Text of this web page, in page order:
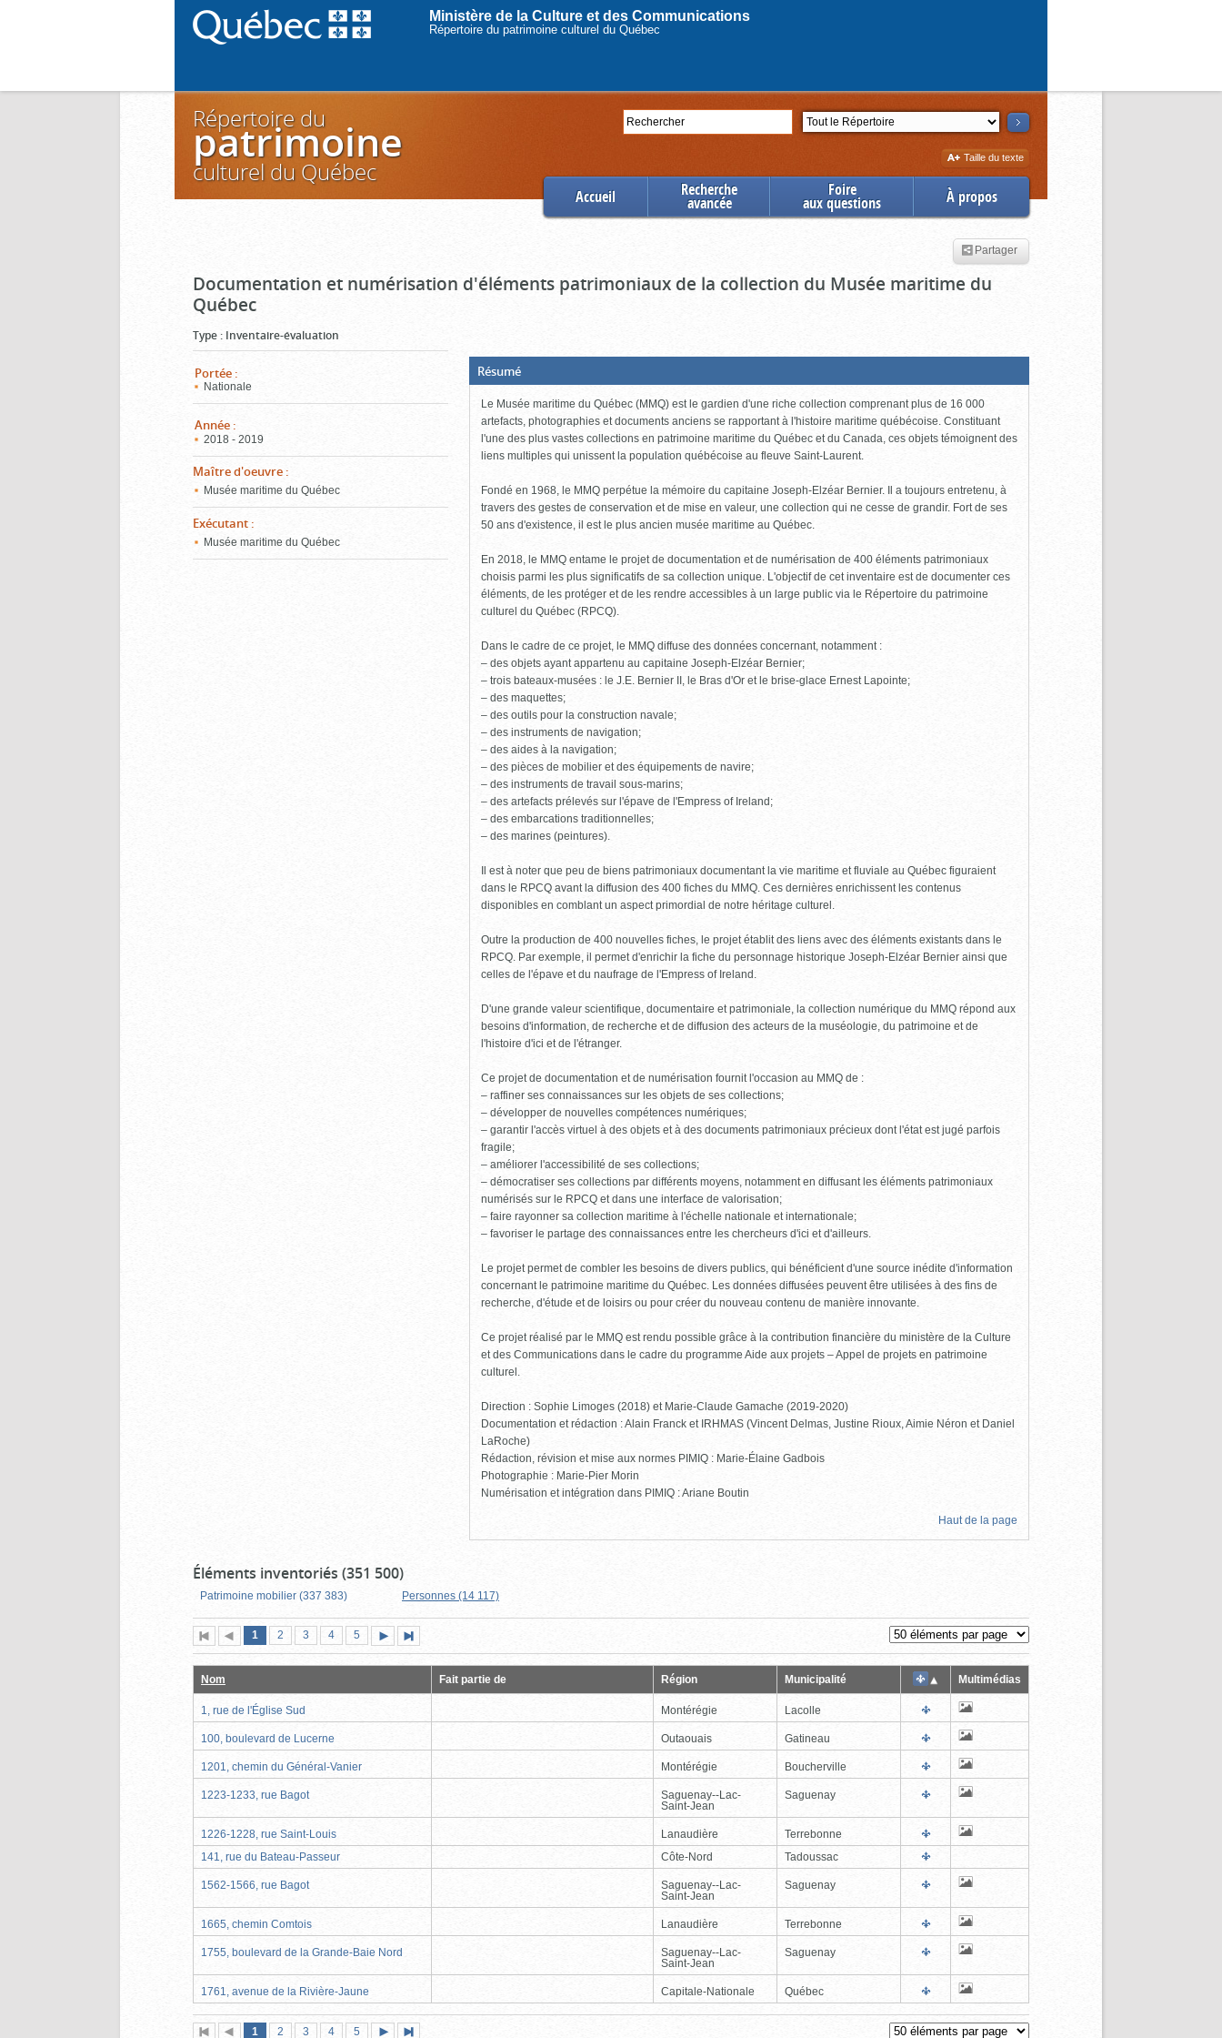
Ministère de la Culture et des Communications
Répertoire du patrimoine culturel du Québec
Rechercher Section
Augmenter
la
Taille du texte
Répertoire du
patrimoine
culturel du Québec
Accueil Recherche
avancée
Foire
aux questions À propos
Partager
Documentation et numérisation d'éléments patrimoniaux de la collection du Musée maritime du
Québec
Type : Inventaire-évaluation
Portée :
Nationale
Année :
2018 - 2019
Maître d'oeuvre :
Musée maritime du Québec
Exécutant :
Musée maritime du Québec
Résumé(Boite
ouverte,
cliquer
pour
fermer)
Le Musée maritime du Québec (MMQ) est le gardien d'une riche collection comprenant plus de 16 000
artefacts, photographies et documents anciens se rapportant à l'histoire maritime québécoise. Constituant
l'une des plus vastes collections en patrimoine maritime du Québec et du Canada, ces objets témoignent des
liens multiples qui unissent la population québécoise au fleuve Saint-Laurent.
Fondé en 1968, le MMQ perpétue la mémoire du capitaine Joseph-Elzéar Bernier. Il a toujours entretenu, à
travers des gestes de conservation et de mise en valeur, une collection qui ne cesse de grandir. Fort de ses
50 ans d'existence, il est le plus ancien musée maritime au Québec.
En 2018, le MMQ entame le projet de documentation et de numérisation de 400 éléments patrimoniaux
choisis parmi les plus significatifs de sa collection unique. L'objectif de cet inventaire est de documenter ces
éléments, de les protéger et de les rendre accessibles à un large public via le Répertoire du patrimoine
culturel du Québec (RPCQ).
Dans le cadre de ce projet, le MMQ diffuse des données concernant, notamment :
– des objets ayant appartenu au capitaine Joseph-Elzéar Bernier;
– trois bateaux-musées : le J.E. Bernier II, le Bras d'Or et le brise-glace Ernest Lapointe;
– des maquettes;
– des outils pour la construction navale;
– des instruments de navigation;
– des aides à la navigation;
– des pièces de mobilier et des équipements de navire;
– des instruments de travail sous-marins;
– des artefacts prélevés sur l'épave de l'Empress of Ireland;
– des embarcations traditionnelles;
– des marines (peintures).
Il est à noter que peu de biens patrimoniaux documentant la vie maritime et fluviale au Québec figuraient
dans le RPCQ avant la diffusion des 400 fiches du MMQ. Ces dernières enrichissent les contenus
disponibles en comblant un aspect primordial de notre héritage culturel.
Outre la production de 400 nouvelles fiches, le projet établit des liens avec des éléments existants dans le
RPCQ. Par exemple, il permet d'enrichir la fiche du personnage historique Joseph-Elzéar Bernier ainsi que
celles de l'épave et du naufrage de l'Empress of Ireland.
D'une grande valeur scientifique, documentaire et patrimoniale, la collection numérique du MMQ répond aux
besoins d'information, de recherche et de diffusion des acteurs de la muséologie, du patrimoine et de
l'histoire d'ici et de l'étranger.
Ce projet de documentation et de numérisation fournit l'occasion au MMQ de :
– raffiner ses connaissances sur les objets de ses collections;
– développer de nouvelles compétences numériques;
– garantir l'accès virtuel à des objets et à des documents patrimoniaux précieux dont l'état est jugé parfois
fragile;
– améliorer l'accessibilité de ses collections;
– démocratiser ses collections par différents moyens, notamment en diffusant les éléments patrimoniaux
numérisés sur le RPCQ et dans une interface de valorisation;
– faire rayonner sa collection maritime à l'échelle nationale et internationale;
– favoriser le partage des connaissances entre les chercheurs d'ici et d'ailleurs.
Le projet permet de combler les besoins de divers publics, qui bénéficient d'une source inédite d'information
concernant le patrimoine maritime du Québec. Les données diffusées peuvent être utilisées à des fins de
recherche, d'étude et de loisirs ou pour créer du nouveau contenu de manière innovante.
Ce projet réalisé par le MMQ est rendu possible grâce à la contribution financière du ministère de la Culture
et des Communications dans le cadre du programme Aide aux projets – Appel de projets en patrimoine
culturel.
Direction : Sophie Limoges (2018) et Marie-Claude Gamache (2019-2020)
Documentation et rédaction : Alain Franck et IRHMAS (Vincent Delmas, Justine Rioux, Aimie Néron et Daniel
LaRoche)
Rédaction, révision et mise aux normes PIMIQ : Marie-Élaine Gadbois
Photographie : Marie-Pier Morin
Numérisation et intégration dans PIMIQ : Ariane Boutin
Haut de la page
Éléments inventoriés (351 500)
Patrimoine mobilier (337 383) Personnes (14 117)
Première
page
Page
précédente
Page
1 (page
actuelle)
Page
2 Page
3 Page
4 Page
5
suivante
page
Nom Fait partie de Région Municipalité Multimédias
1, rue de l'Église Sud Montérégie Lacolle
100, boulevard de Lucerne Outaouais Gatineau
1201, chemin du Général-Vanier Montérégie Boucherville
1223-1233, rue Bagot
Saguenay--Lac-
Saint-Jean
Saguenay
1226-1228, rue Saint-Louis Lanaudière
Terrebonne
141, rue du Bateau-Passeur
Côte-Nord Tadoussac
1562-1566, rue Bagot
Saguenay--Lac-
Saint-Jean
Saguenay
1665, chemin Comtois Lanaudière Terrebonne
1755, boulevard de la Grande-Baie Nord
Saguenay--Lac-
Saint-Jean
Saguenay
1761, avenue de la Rivière-Jaune Capitale-Nationale Québec
PremièrePage
Page
1 (pagePage
2 Page
3 Page
4 Page
5